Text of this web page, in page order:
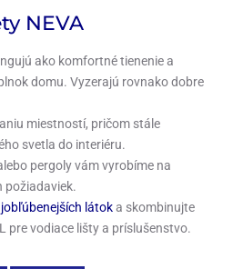
NEVA
ako komfortné tienenie a
domu. Vyzerajú rovnako dobre
miestností, pričom stále
svetla do interiéru.
pergoly vám vyrobíme na
požiadaviek.
látoka skombinujte
pre vodiace lišty a príslušenstvo.